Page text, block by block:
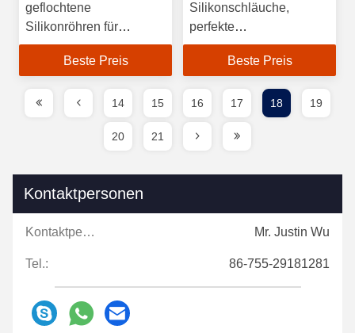
geflochtene
Silikonröhren für
elektrische Geräte
Beste Preis
Silikonschläuche,
perfekte
Hitzebeständigkeit für
visuelleBeste Preis
14 15 16 17 18 19
20 21
Kontaktpersonen
Kontaktpersonen: Mr. Justin Wu
Tel.: 86-755-29181281